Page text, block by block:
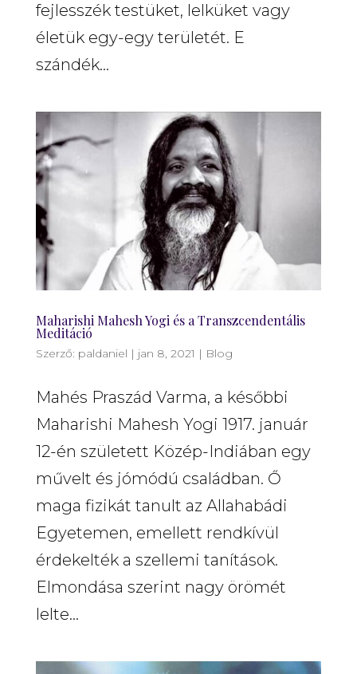
fejlesszék testüket, lelküket vagy
életük egy-egy területét. E
szándék...
Maharishi Mahesh Yogi és a Transzcendentális
Meditáció
Szerző: paldaniel | jan 8, 2021 | Blog
Mahés Praszád Varma, a későbbi
Maharishi Mahesh Yogi 1917. január
12-én született Közép-Indiában egy
művelt és jómódú családban. Ő
maga fizikát tanult az Allahabádi
Egyetemen, emellett rendkívül
érdekelték a szellemi tanítások.
Elmondása szerint nagy örömét
lelte...